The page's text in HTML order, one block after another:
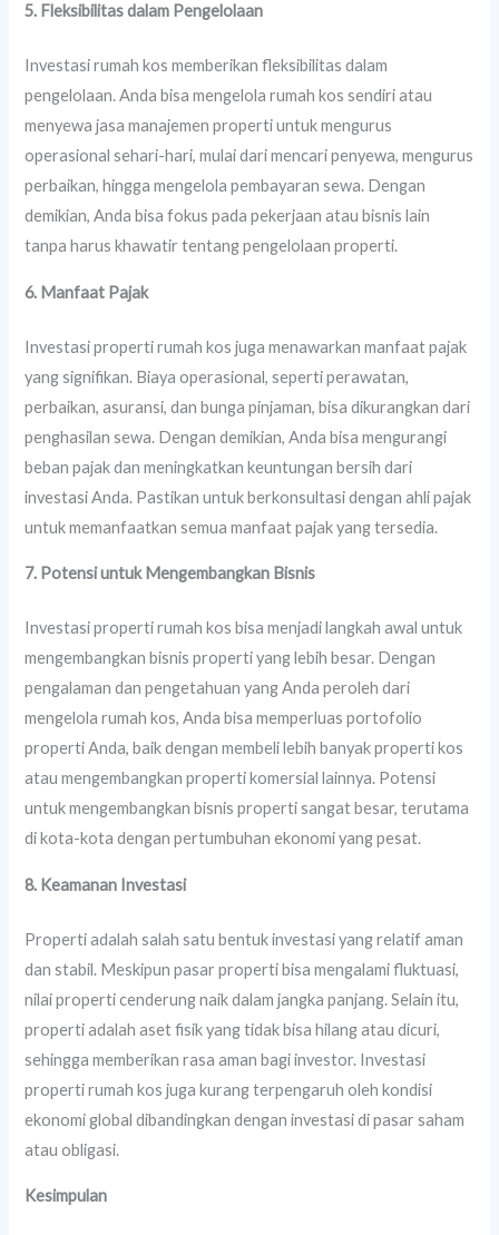
5. Fleksibilitas dalam Pengelolaan
Investasi rumah kos memberikan fleksibilitas dalam
pengelolaan. Anda bisa mengelola rumah kos sendiri atau
menyewa jasa manajemen properti untuk mengurus
operasional sehari-hari, mulai dari mencari penyewa, mengurus
perbaikan, hingga mengelola pembayaran sewa. Dengan
demikian, Anda bisa fokus pada pekerjaan atau bisnis lain
tanpa harus khawatir tentang pengelolaan properti.
6. Manfaat Pajak
Investasi properti rumah kos juga menawarkan manfaat pajak
yang signifikan. Biaya operasional, seperti perawatan,
perbaikan, asuransi, dan bunga pinjaman, bisa dikurangkan dari
penghasilan sewa. Dengan demikian, Anda bisa mengurangi
beban pajak dan meningkatkan keuntungan bersih dari
investasi Anda. Pastikan untuk berkonsultasi dengan ahli pajak
untuk memanfaatkan semua manfaat pajak yang tersedia.
7. Potensi untuk Mengembangkan Bisnis
Investasi properti rumah kos bisa menjadi langkah awal untuk
mengembangkan bisnis properti yang lebih besar. Dengan
pengalaman dan pengetahuan yang Anda peroleh dari
mengelola rumah kos, Anda bisa memperluas portofolio
properti Anda, baik dengan membeli lebih banyak properti kos
atau mengembangkan properti komersial lainnya. Potensi
untuk mengembangkan bisnis properti sangat besar, terutama
di kota-kota dengan pertumbuhan ekonomi yang pesat.
8. Keamanan Investasi
Properti adalah salah satu bentuk investasi yang relatif aman
dan stabil. Meskipun pasar properti bisa mengalami fluktuasi,
nilai properti cenderung naik dalam jangka panjang. Selain itu,
properti adalah aset fisik yang tidak bisa hilang atau dicuri,
sehingga memberikan rasa aman bagi investor. Investasi
properti rumah kos juga kurang terpengaruh oleh kondisi
ekonomi global dibandingkan dengan investasi di pasar saham
atau obligasi.
Kesimpulan